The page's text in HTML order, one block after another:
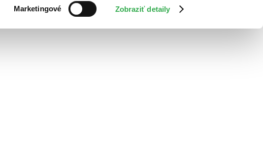
Marketingové Zobraziť detaily